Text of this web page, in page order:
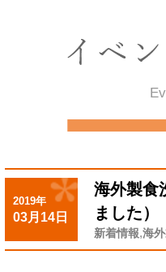
2019年
03月14日
海外製食
ました）
新着情報,海